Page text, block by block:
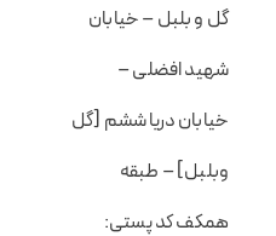
گل و بلبل – خیابان
شهید افضلی –
خیابان دریا ششم [گل
وبلبل] – طبقه
همکف کد پستی: